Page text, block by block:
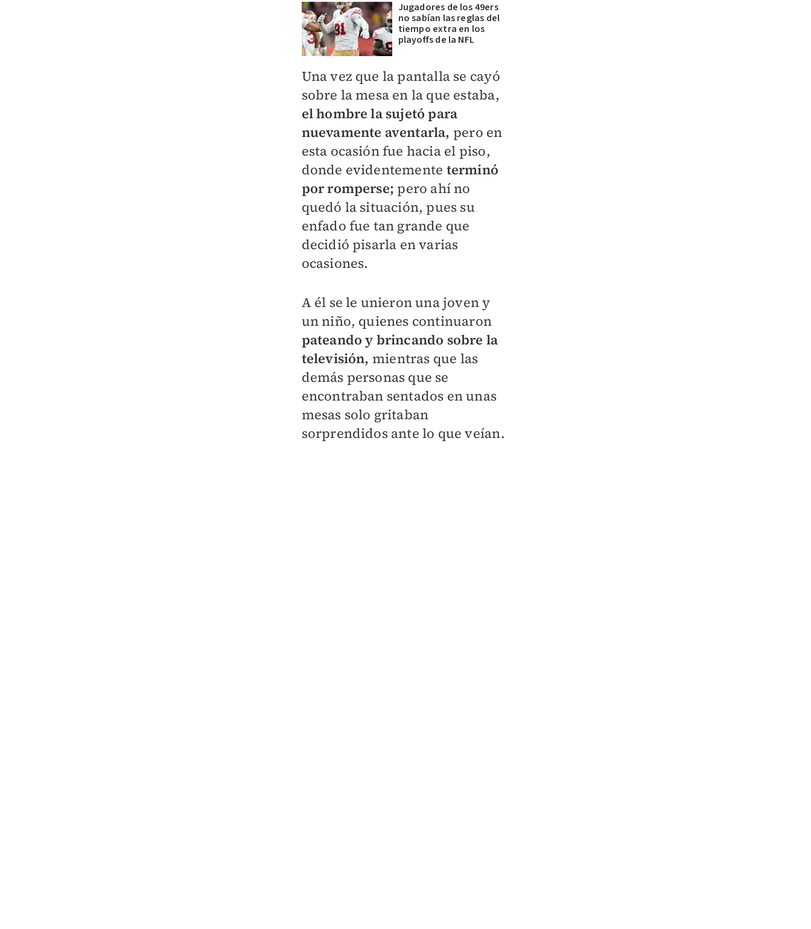
Jugadores de los 49ers
no sabían las reglas del
tiempo extra en los
playoffs de la NFL
Una vez que la pantalla se cayó
sobre la mesa en la que estaba,
el hombre la sujetó para
nuevamente aventarla, pero en
esta ocasión fue hacia el piso,
donde evidentemente terminó
por romperse; pero ahí no
quedó la situación, pues su
enfado fue tan grande que
decidió pisarla en varias
ocasiones.
A él se le unieron una joven y
un niño, quienes continuaron
pateando y brincando sobre la
televisión, mientras que las
demás personas que se
encontraban sentados en unas
mesas solo gritaban
sorprendidos ante lo que veían.